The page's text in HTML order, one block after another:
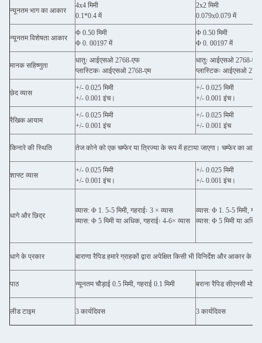
न्यूनतम भाग का आकार
4x4 मिमी
0.1*0.4 में
2x2 मिमी
0.079x0.079 में
न्यूनतम विशेषता आकार
Φ 0.50 मिमी
Φ 0. 00197 में
Φ 0.50 मिमी
Φ 0. 00197 में
मानक सहिष्णुता
धातुः आईएसओ 2768-एफ
प्लास्टिकः आईएसओ 2768-एम
धातुः आईएसओ 2768-एफ
प्लास्टिकः आईएसओ
छेद व्यास
+/- 0.025 मिमी
+/- 0.001 इंच।
+/- 0.025 मिमी
+/- 0.001 इंच।
रैखिक आयाम
+/- 0.025 मिमी
+/- 0.001 इंच
+/- 0.025 मिमी
+/- 0.001 इंच
किनारे की स्थिति तेज कोने को एक चम्फेर या त्रिज्या के रूप में हटाया जाएगा। चम्फेर का आकार,
शाफ्ट व्यास
+/- 0.025 मिमी
+/- 0.001 इंच।
+/- 0.025 मिमी
+/- 0.001 इंच।
धागे और छिद्र
व्यास: Φ 1. 5-5 मिमी, गहराईः 3 × व्यास
व्यास: Φ 5 मिमी या अधिक, गहराईः 4-6× व्यास
व्यास: Φ 1. 5-5 मिमी,
व्यास: Φ 5 मिमी या
धागे के प्रकार बाराणा रैपिड हमारे ग्राहकों द्वारा अपेक्षित किसी भी विनिर्देश और आकार के
पाठ न्यूनतम चौड़ाई 0.5 मिमी, गहराई 0.1 मिमी बराना रैपिड सीएनसी
लीड टाइम 3 कार्यदिवस 3 कार्यदिवस